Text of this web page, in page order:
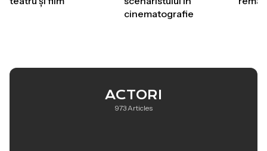
cinematografie
ACTORI
973 Articles